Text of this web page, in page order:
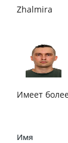
Zhalmira
Имеет
Имя